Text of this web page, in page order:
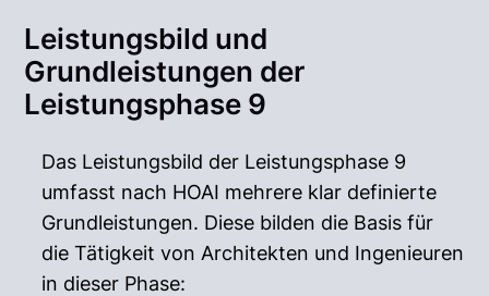
Leistungsbild und
Grundleistungen der
Leistungsphase 9
Das Leistungsbild der Leistungsphase 9
umfasst nach HOAI mehrere klar definierte
Grundleistungen. Diese bilden die Basis für
die Tätigkeit von Architekten und Ingenieuren
in dieser Phase: